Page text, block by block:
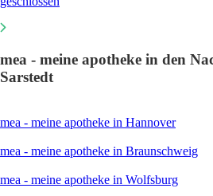
mea - meine apotheke in den
Sarstedt
mea - meine apotheke in Hannover
mea - meine apotheke in Braunschweig
mea - meine apotheke in Wolfsburg